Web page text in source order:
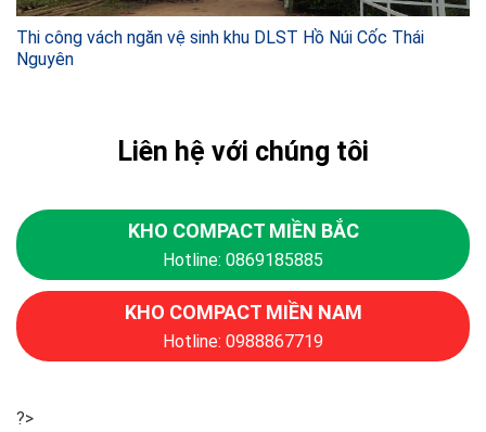
Thi công vách ngăn vệ sinh khu DLST Hồ Núi Cốc Thái
Nguyên
Liên hệ với chúng tôi
KHO COMPACT MIỀN BẮC
Hotline: 0869185885
KHO COMPACT MIỀN NAM
Hotline: 0988867719
?>